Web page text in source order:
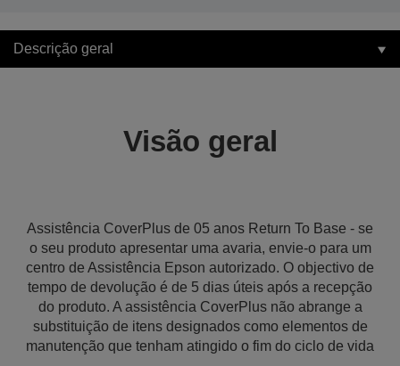
Descrição geral
Visão geral
Assistência CoverPlus de 05 anos Return To Base - se
o seu produto apresentar uma avaria, envie-o para um
centro de Assistência Epson autorizado. O objectivo de
tempo de devolução é de 5 dias úteis após a recepção
do produto. A assistência CoverPlus não abrange a
substituição de itens designados como elementos de
manutenção que tenham atingido o fim do ciclo de vida